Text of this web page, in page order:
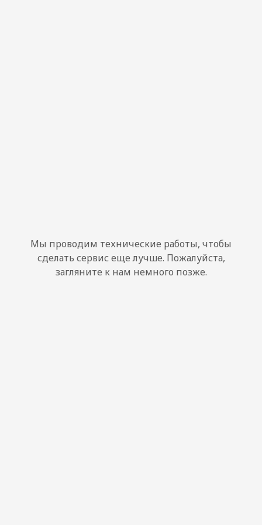
Мы проводим технические работы, чтобы
сделать сервис еще лучше. Пожалуйста,
загляните к нам немного позже.